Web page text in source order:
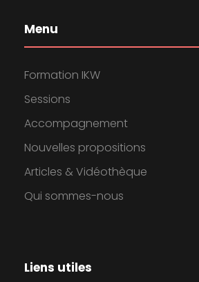
Menu
Formation IKW
Sessions
Accompagnement
Nouvelles propositions
Articles & Vidéothèque
Qui sommes-nous
Liens utiles